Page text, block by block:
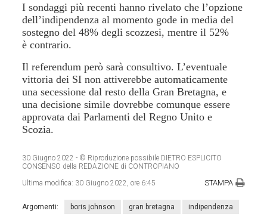
I sondaggi più recenti hanno rivelato che l’opzione
dell’indipendenza al momento gode in media del
sostegno del 48% degli scozzesi, mentre il 52%
è contrario.
Il referendum però sarà consultivo. L’eventuale
vittoria dei SI non attiverebbe automaticamente
una secessione dal resto della Gran Bretagna, e
una decisione simile dovrebbe comunque essere
approvata dai Parlamenti del Regno Unito e
Scozia.
30 Giugno 2022 - © Riproduzione possibile DIETRO ESPLICITO
CONSENSO della REDAZIONE di CONTROPIANO
Ultima modifica: 30 Giugno 2022, ore 6:45 STAMPA
Argomenti: boris johnson gran bretagna indipendenza